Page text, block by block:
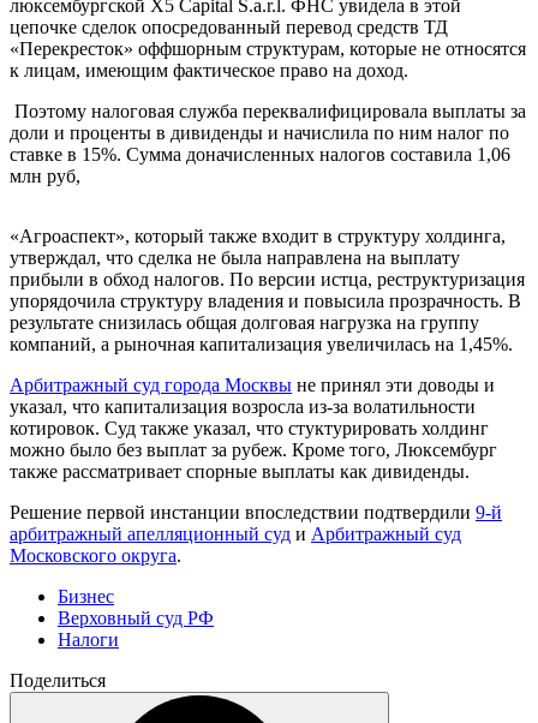
люксембургской Х5 Capital S.a.r.l. ФНС увидела в этой
цепочке сделок опосредованный перевод средств ТД
«Перекресток» оффшорным структурам, которые не относятся
к лицам, имеющим фактическое право на доход.
Поэтому налоговая служба переквалифицировала выплаты за
доли и проценты в дивиденды и начислила по ним налог по
ставке в 15%. Сумма доначисленных налогов составила 1,06
млн руб,
«Агроаспект», который также входит в структуру холдинга,
утверждал, что сделка не была направлена на выплату
прибыли в обход налогов. По версии истца, реструктуризация
упорядочила структуру владения и повысила прозрачность. В
результате снизилась общая долговая нагрузка на группу
компаний, а рыночная капитализация увеличилась на 1,45%.
Арбитражный суд города Москвы не принял эти доводы и
указал, что капитализация возросла из-за волатильности
котировок. Суд также указал, что стуктурировать холдинг
можно было без выплат за рубеж. Кроме того, Люксембург
также рассматривает спорные выплаты как дивиденды.
Решение первой инстанции впоследствии подтвердили 9-й
арбитражный апелляционный суд и Арбитражный суд
Московского округа.
Бизнес
Верховный суд РФ
Налоги
Поделиться